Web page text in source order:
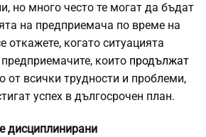
но много често те могат да бъдат
на предприемача по време на
откажете, когато ситуацията
които продължат
от всички трудности и проблеми,
успех в дългосрочен план.
дисциплинирани